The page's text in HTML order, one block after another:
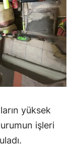
yüksek
işleri